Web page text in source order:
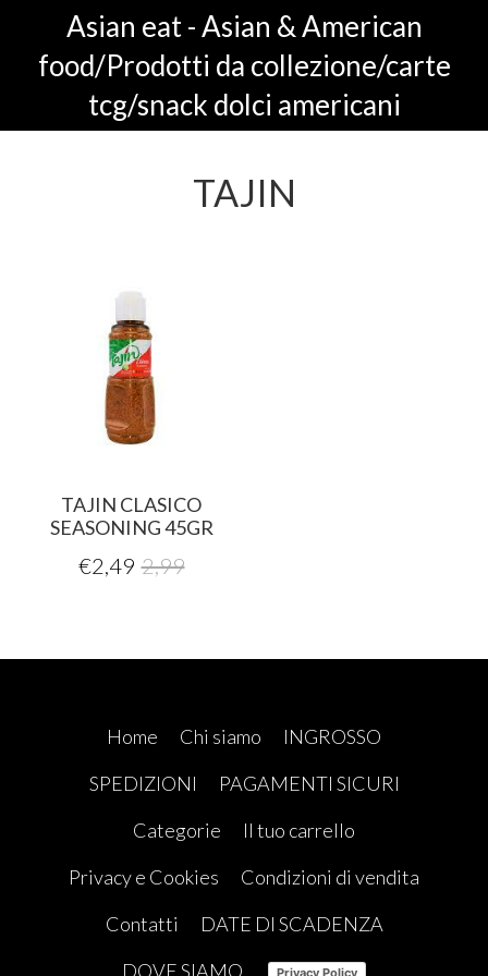
Asian eat - Asian & American
food/Prodotti da collezione/carte
tcg/snack dolci americani
TAJIN
TAJIN CLASICO
SEASONING 45GR
€2,49 2,99
Home Chi siamo
INGROSSO
SPEDIZIONI
PAGAMENTI SICURI
Categorie
Il tuo carrello
Privacy e Cookies
Condizioni di vendita
Contatti
DATE DI SCADENZA
DOVE SIAMO
Privacy Policy